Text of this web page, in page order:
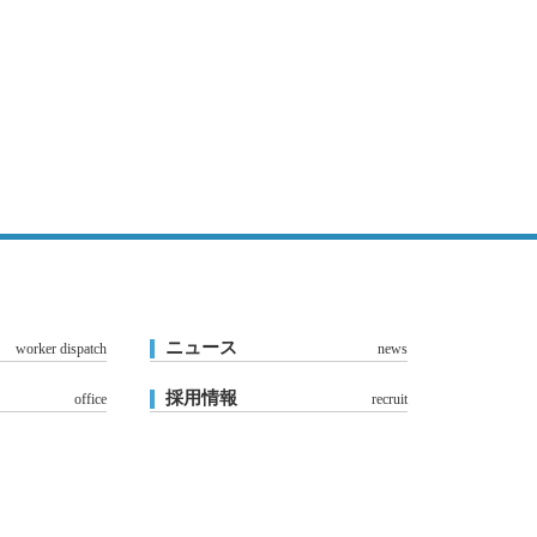
worker dispatch
office
ニュース news
採用情報 recruit